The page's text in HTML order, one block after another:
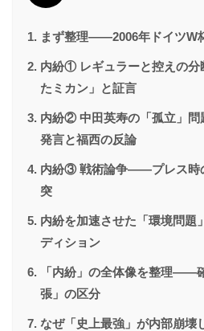
まず整理——2006年ドイツW
内紛① レギュラーと控えの
たミカン」と証言
内紛② 中田英寿の「孤立」
発言と福西の反論
内紛③ 戦術論争——プレス時
突
内紛を加速させた「環境問
ディション
「内紛」の全体像を整理——
張」の区分
なぜ「史上最強」が内部崩